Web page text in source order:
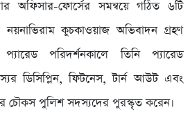
অফিসার-ফোর্সের সমন্বয়ে গঠিত ৬টি
নয়নাভিরাম কুচকাওয়াজ অভিবাদন গ্রহণ
পরিদর্শনকালে তিনি প্যারেড
ডিসিপ্লিন, ফিটনেস, টার্ন আউট এবং
চৌকস পুলিশ সদস্যদের পুরস্কৃত করেন।